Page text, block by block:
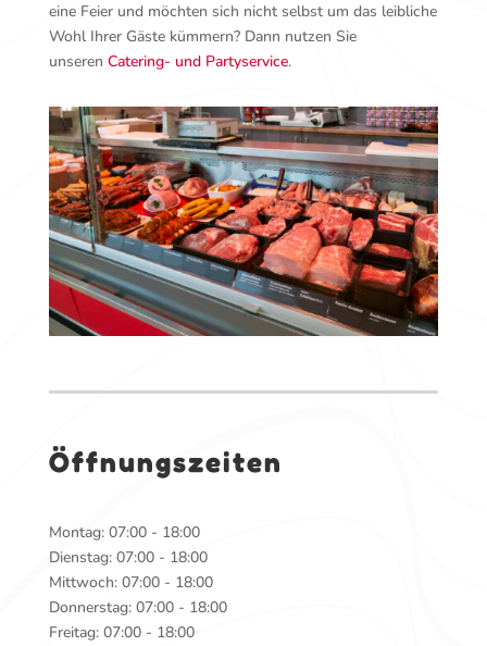
eine Feier und möchten sich nicht selbst um das leibliche
Wohl Ihrer Gäste kümmern? Dann nutzen Sie
unseren Catering- und Partyservice.
Öffnungszeiten
Montag: 07:00 - 18:00
Dienstag: 07:00 - 18:00
Mittwoch: 07:00 - 18:00
Donnerstag: 07:00 - 18:00
Freitag: 07:00 - 18:00